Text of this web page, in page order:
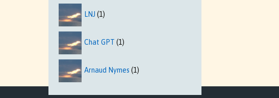
LNJ (1)
Chat GPT (1)
Arnaud Nymes (1)